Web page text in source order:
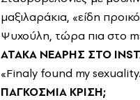
μαξιλαράκια, «είδη
Ψυχούλη, τώρα πια στο
ΑΤΑΚΑ ΝΕΑΡΗΣ ΣΤΟ
«Finaly found my
ΠΑΓΚΟΣΜΙΑ ΚΡΙΣΗ;